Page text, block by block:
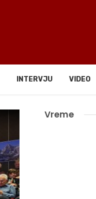
INTERVJU VIDEO
Vreme